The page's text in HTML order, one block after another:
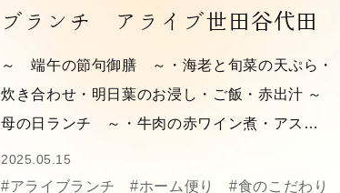
ブランチ アライブ世田谷代田
～ 端午の節句御膳 ～・海老と旬菜の天ぷら・
炊き合わせ・明日葉のお浸し・ご飯・赤出汁 ～
母の日ランチ ～・牛肉の赤ワイン煮・アス…
2025.05.15
#アライブランチ #ホーム便り
#食のこだわり